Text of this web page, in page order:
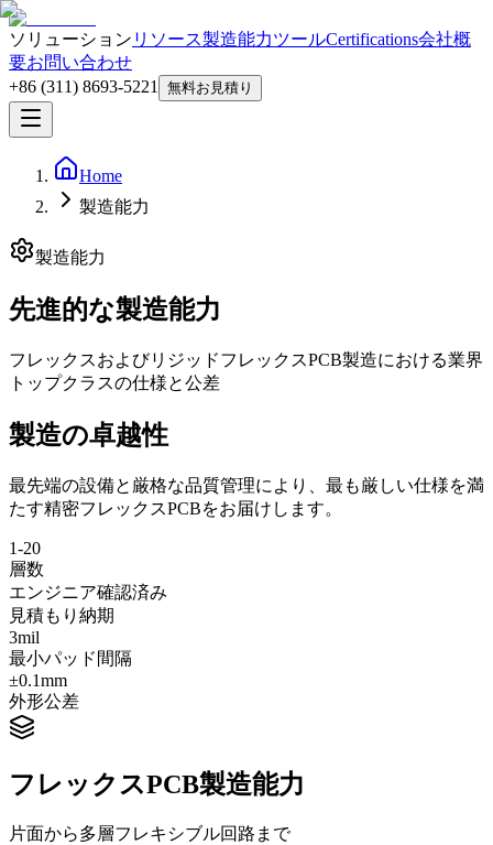
ソリューション リソース製造能力ツールCertifications会社概
要お問い合わせ
+86 (311) 8693-5221
無料お見積り
Home
製造能力
製造能力
先進的な製造能力
フレックスおよびリジッドフレックスPCB製造における業界
トップクラスの仕様と公差
製造の卓越性
最先端の設備と厳格な品質管理により、最も厳しい仕様を満
たす精密フレックスPCBをお届けします。
1-20
層数
エンジニア確認済み
見積もり納期
3mil
最小パッド間隔
±0.1mm
外形公差
フレックスPCB製造能力
片面から多層フレキシブル回路まで